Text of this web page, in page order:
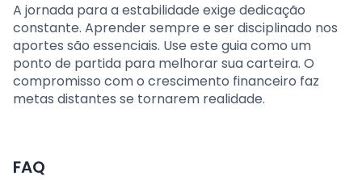
A jornada para a estabilidade exige dedicação
constante. Aprender sempre e ser disciplinado nos
aportes são essenciais. Use este guia como um
ponto de partida para melhorar sua carteira. O
compromisso com o crescimento financeiro faz
metas distantes se tornarem realidade.
FAQ